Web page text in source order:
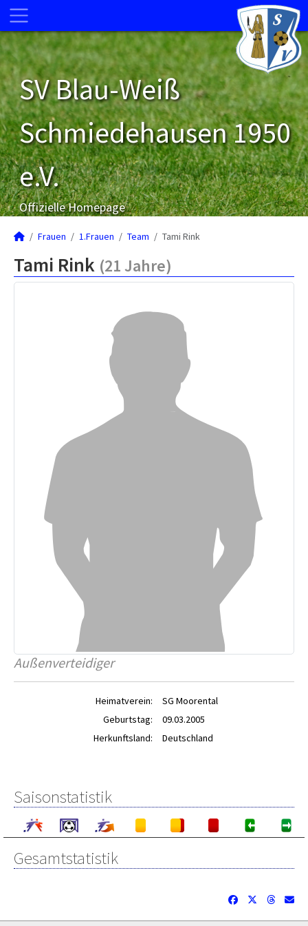
SV Blau-Weiß
Schmiedehausen 1950
e.V.
Offizielle Homepage
Frauen 1.Frauen Team Tami Rink
Tami Rink (21 Jahre)
Außenverteidiger
Heimatverein:
SG Moorental
Geburtstag:
09.03.2005
Herkunftsland:
Deutschland
Saisonstatistik
Gesamtstatistik